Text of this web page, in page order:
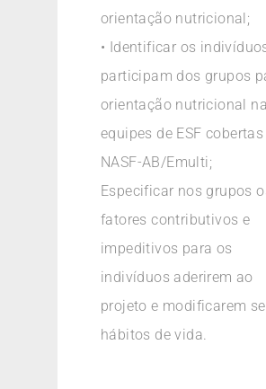
orientação nutricional;
• Identificar os
participam dos grupos
orientação nutricional
equipes de ESF
NASF-AB/Emulti;
Especificar nos grupos
fatores contributivos e
impeditivos para os
indivíduos aderirem ao
projeto e modificarem
hábitos de vida.